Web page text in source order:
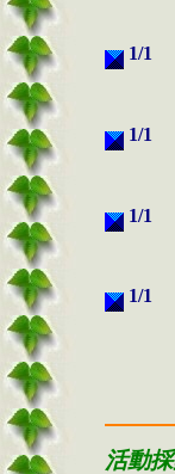
1/1
1/1
1/1
1/1
活動